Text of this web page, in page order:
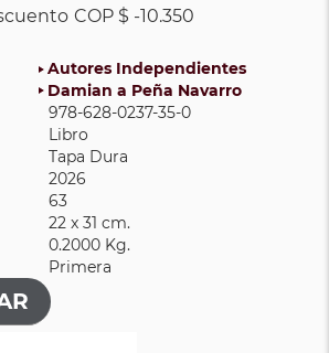
COP $ -10.350
Autores Independientes
Damian a Peña Navarro
978-628-0237-35-0
Libro
Tapa Dura
2026
63
22 x 31 cm.
0.2000 Kg.
Primera